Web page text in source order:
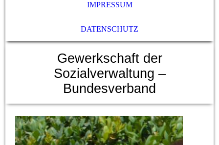
IMPRESSUM
DATENSCHUTZ
Gewerkschaft der
Sozialverwaltung –
Bundesverband